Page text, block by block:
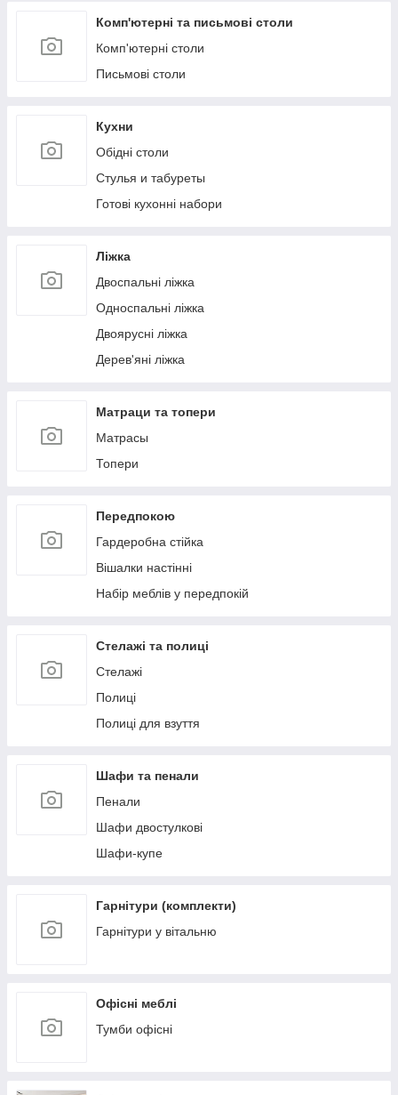
Комп'ютерні та письмові столи
Комп'ютерні столи
Письмові столи
Кухни
Обідні столи
Стулья и табуреты
Готові кухонні набори
Ліжка
Двоспальні ліжка
Односпальні ліжка
Двоярусні ліжка
Дерев'яні ліжка
Матраци та топери
Матрасы
Топери
Передпокою
Гардеробна стійка
Вішалки настінні
Набір меблів у передпокій
Стелажі та полиці
Стелажі
Полиці
Полиці для взуття
Шафи та пенали
Пенали
Шафи двостулкові
Шафи-купе
Гарнітури (комплекти)
Гарнітури у вітальню
Офісні меблі
Тумби офісні